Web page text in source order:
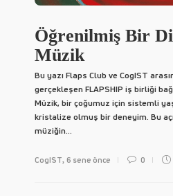
Öğrenilmiş Bir
Müzik
Bu yazı Flaps Club ve CogIST
gerçekleşen FLAPSHIP iş birliği
Müzik, bir çoğumuz için sistemli
kristalize olmuş bir deneyim. Bu
müziğin...
CogIST, 6 sene önce 0